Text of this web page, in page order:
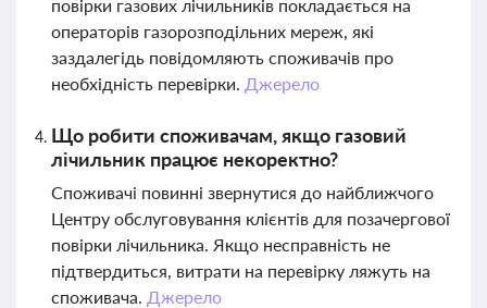
повірки газових лічильників покладається на
операторів газорозподільних мереж, які
заздалегідь повідомляють споживачів про
необхідність перевірки. Джерело
Що робити споживачам, якщо газовий
лічильник працює некоректно?
Споживачі повинні звернутися до найближчого
Центру обслуговування клієнтів для позачергової
повірки лічильника. Якщо несправність не
підтвердиться, витрати на перевірку ляжуть на
споживача. Джерело